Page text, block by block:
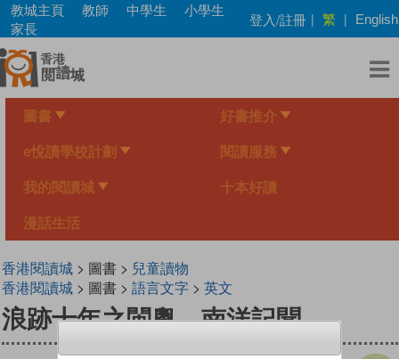
Skip
main
content
教城主頁 教師 中學生
小學生
家長
登入/註冊 | 繁 | English
圖書 好書推介
e悅讀學校計劃 閱讀服務
我的閱讀城 十本好讀
漫話生活
香港閱讀城> 圖書 > 兒童讀物
香港閱讀城> 圖書 > 語言文字> 英文
浪跡十年之閩粵、南洋記聞